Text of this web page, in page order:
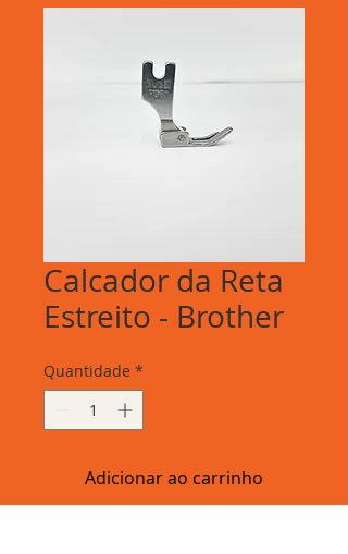
Calcador da Reta
Estreito - Brother
Quantidade *
Adicionar ao carrinho